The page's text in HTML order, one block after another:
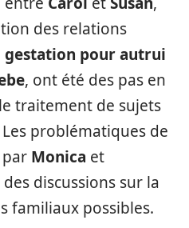
des relations
gestation pour autrui
, ont été des pas en
traitement de sujets
problématiques de
par Monica et
discussions sur la
familiaux possibles.